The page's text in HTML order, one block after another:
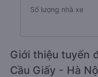
Số lượng nhà xe
Giới thiệu tuyến
Cầu Giấy - Hà